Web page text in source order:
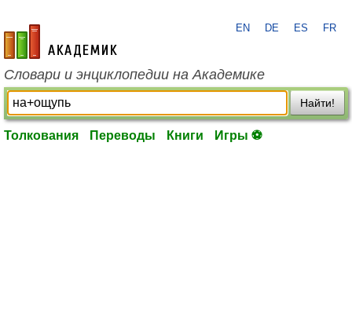
academic.ru
EN DE ES FR
Словари и энциклопедии на Академике
Найти!
Толкования Переводы Книги Игры ⚽